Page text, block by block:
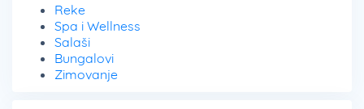
Reke
Spa i Wellness
Salaši
Bungalovi
Zimovanje